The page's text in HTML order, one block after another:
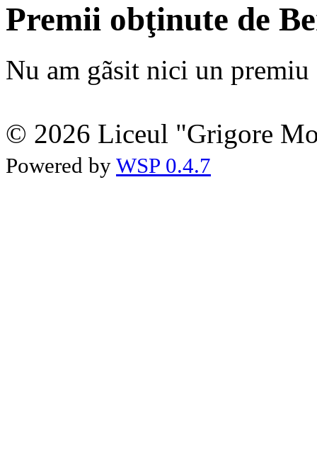
Premii obţinute de
Nu am gãsit nici un premiu
© 2026 Liceul "Grigore
Powered by WSP 0.4.7